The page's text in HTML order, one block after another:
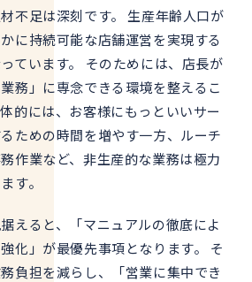
不足は深刻です。 生産年齢人口が
に持続可能な店舗運営を実現する
ています。 そのためには、店長が
務」に専念できる環境を整えるこ
的には、 お客様にもっといいサー
ための時間を増やす一方、 ルーチ
作業など、非生産的な業務は極力
す。
えると、「マニュアルの徹底によ
化」が最優先事項となります。 そ
負担を減らし、「営業に集中でき